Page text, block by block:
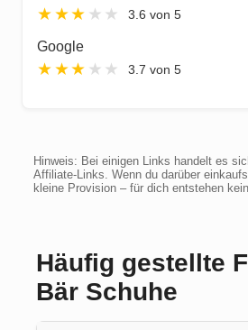
★★★ ★ ★ 3.6 von 5
Google
★★★ ★ ★ 3.7 von 5
Hinweis: Bei einigen Links handelt es
Affiliate-Links. Wenn du darüber
kleine Provision – für dich entstehen
Häufig gestellte
Bär Schuhe